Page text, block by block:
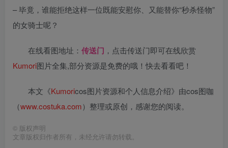
– 毕竟，谁能拒绝这样一位既能安慰你、又能替你“秒杀怪物”
的女骑士呢？
在线看图地址： 传送门 ，点击传送门即可在线欣赏
Kumori图片全集,部分资源是免费的哦！快去看看吧！
本文《Kumoricos图片资源和个人信息介绍》由cos图咖
（www.costuka.com）整理或原创，感谢您的阅读。
© 版权声明
文章版权归作者所有，未经允许请勿转载。